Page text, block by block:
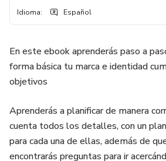
Idioma: Español
En este ebook aprenderás paso a
forma básica tu marca e identidad
objetivos
Aprenderás a planificar de manera
cuenta todos los detalles, con un
para cada una de ellas, además de
encontrarás preguntas para ir